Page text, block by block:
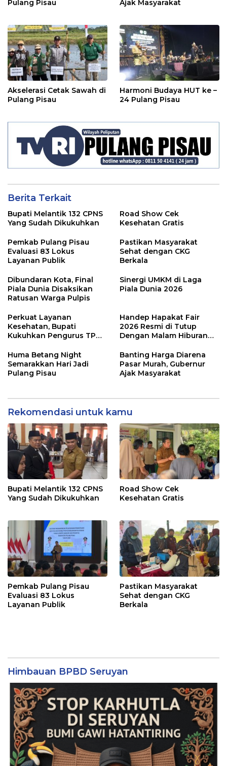
Pulang Pisau Ajak Masyarakat
Akselerasi Cetak Sawah di
Pulang Pisau
Harmoni Budaya HUT ke –
24 Pulang Pisau
Berita Terkait
Bupati Melantik 132 CPNS
Yang Sudah Dikukuhkan
Road Show Cek
Kesehatan Gratis
Pemkab Pulang Pisau
Evaluasi 83 Lokus
Layanan Publik
Pastikan Masyarakat
Sehat dengan CKG
Berkala
Dibundaran Kota, Final
Piala Dunia Disaksikan
Ratusan Warga Pulpis
Sinergi UMKM di Laga
Piala Dunia 2026
Perkuat Layanan
Kesehatan, Bupati
Kukuhkan Pengurus TP
Handep Hapakat Fair
2026 Resmi di Tutup
Dengan Malam Hiburan
Huma Betang Night
Semarakkan Hari Jadi
Pulang Pisau
Banting Harga Diarena
Pasar Murah, Gubernur
Ajak Masyarakat
Rekomendasi untuk kamu
Bupati Melantik 132 CPNS
Yang Sudah Dikukuhkan
Road Show Cek
Kesehatan Gratis
Pemkab Pulang Pisau
Evaluasi 83 Lokus
Layanan Publik
Pastikan Masyarakat
Sehat dengan CKG
Berkala
Himbauan BPBD Seruyan